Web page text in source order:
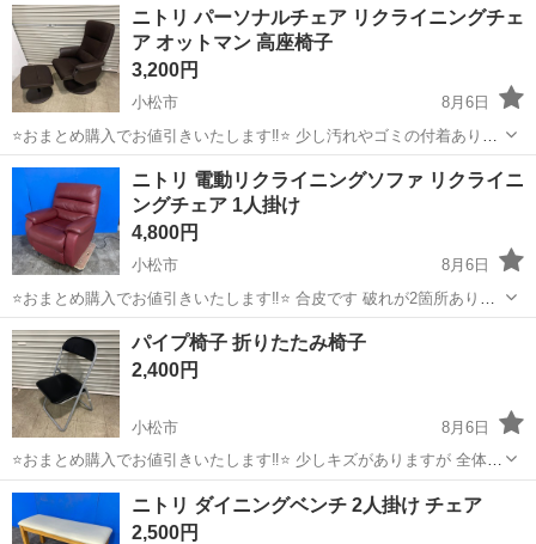
ニトリ パーソナルチェア リクライニングチェ
ア オットマン 高座椅子
3,200円
小松市
8月6日
⭐️おまとめ購入でお値引きいたします‼︎⭐️ 少し汚れやゴミの付着ありま
すが 問題なく使えます サイズは画像を参照してください メーカー：
ニトリ ☑︎受け渡しについて🚚 基本的に小松市若杉町にあります 保管
倉庫での受け...
石川 小松市 椅子
ニトリ 電動リクライニングソファ リクライニ
ングチェア 1人掛け
4,800円
小松市
8月6日
⭐️おまとめ購入でお値引きいたします‼︎⭐️ 合皮です 破れが2箇所ありま
すが 問題なく使えます メーカー：ニトリ サイズ：幅92cm奥行き
90cm高さ95cm 座面高さ45cm ☑︎受け渡しについて🚚 基本的に小松
市...
石川 小松市 椅子
パイプ椅子 折りたたみ椅子
2,400円
小松市
8月6日
⭐️おまとめ購入でお値引きいたします‼︎⭐️ 少しキズがありますが 全体的
に綺麗です サイズ：幅440mm奥行き490mm高さ810mm ☑︎受け渡しに
ついて🚚 基本的に小松市若杉町にあります 保管倉庫での受け渡しに
な...
石川 小松市 椅子
ニトリ ダイニングベンチ 2人掛け チェア
2,500円